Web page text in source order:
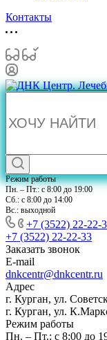
Контакты
Режим работы
Пн. – Пт.: с 8:00 до 19:00
Сб.: с 8:00 до 14:00
Вс.: выходной
+7 (3522) 22-22-
+7 (3522) 22-22-33
Заказать звонок
E-mail
dnkcentr@dnkcentr.ru
Адрес
г. Курган, ул.
г. Курган, ул.
Режим работы
Пн. – Пт.: с 8:00 до